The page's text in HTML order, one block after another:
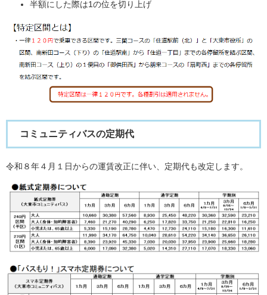
半額にした際は1の位を切り上げ
コミュニティバスの定期代
令和８年４月１日からの運賃改正に伴い、定期代も改定します。